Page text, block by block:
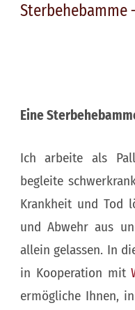
Sterbehebamme
Eine
Ich arbeite als
begleite
Krankheit und Tod
und Abwehr aus
allein gelassen. In
in Kooperation mit
ermögliche Ihnen,